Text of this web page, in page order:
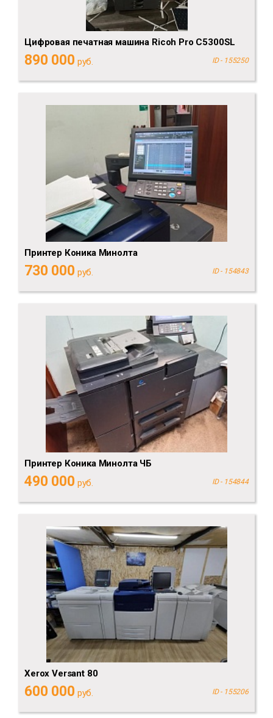
Цифровая печатная машина Ricoh Pro C5300SL
890 000 руб. ID - 155250
Принтер Коника Минолта
730 000 руб. ID - 154843
Принтер Коника Минолта ЧБ
490 000 руб. ID - 154844
Xerox Versant 80
600 000 руб. ID - 155206